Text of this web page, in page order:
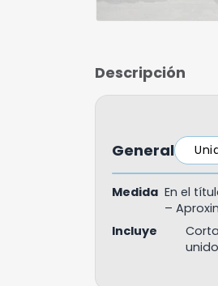
Descripción
General
Medida En el
–
Incluye